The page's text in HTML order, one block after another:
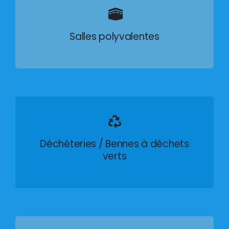
Salles polyvalentes
Déchèteries / Bennes à déchets
verts